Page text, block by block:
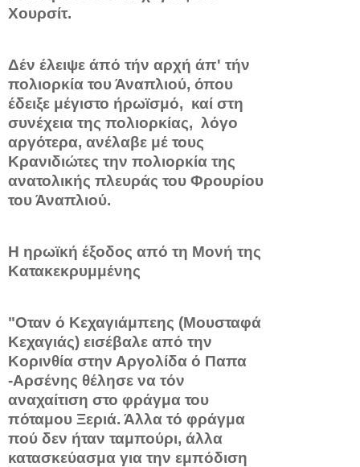
Χουρσίτ.
Δέν έλειψε άπό τήν αρ­χή άπ' τήν
πολιορκία του Άναπλιού, όπου
έδειξε μέγιστο ήρωϊσμό, καί στη
συνέχεια της πολιορκίας, λόγο
αργότερα, ανέλαβε μέ τους
Κρανιδιώτες την πολιορκία της
ανατολικής πλευράς του Φρουρίου
του Άναπλιού.
Η ηρωϊκή έξοδος από τη Μονή της
Κατακεκρυμμένης
"Οταν ό Κεχαγιάμπεης (Μουσταφά
Κε­χαγιάς) εισέβαλε από την
Κορινθία στην Αργολίδα ό Παπα
-Αρσένης θέλησε να τόν
αναχαίτιση στο φράγμα του
πόταμου Ξε­ριά. Άλλα τό φράγμα
πού δεν ήταν ταμπούρι, άλλα
κατασκεύα­σμα για την εμπόδιση